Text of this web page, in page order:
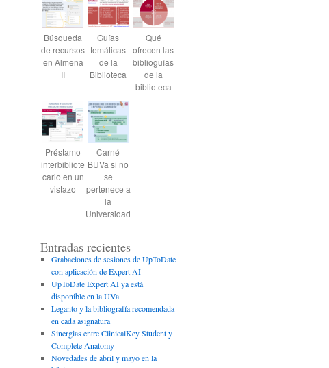
Búsqueda
de recursos
en Almena
II
Guías
temáticas
de la
Biblioteca
Qué
ofrecen las
biblioguías
de la
biblioteca
Préstamo
interbibliote
cario en un
vistazo
Carné
BUVa si no
se
pertenece a
la
Universidad
Entradas recientes
Grabaciones de sesiones de UpToDate
con aplicación de Expert AI
UpToDate Expert AI ya está
disponible en la UVa
Leganto y la bibliografía recomendada
en cada asignatura
Sinergias entre ClinicalKey Student y
Complete Anatomy
Novedades de abril y mayo en la